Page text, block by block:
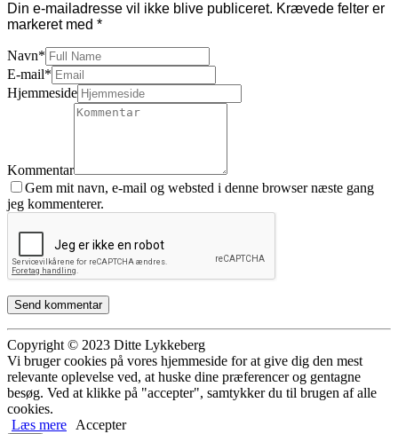
Din e-mailadresse vil ikke blive publiceret. Krævede felter er
markeret med *
Navn*
E-mail*
Hjemmeside
Kommentar
Gem mit navn, e-mail og websted i denne browser næste gang
jeg kommenterer.
Copyright © 2023 Ditte Lykkeberg
Vi bruger cookies på vores hjemmeside for at give dig den mest
relevante oplevelse ved, at huske dine præferencer og gentagne
besøg. Ved at klikke på "accepter", samtykker du til brugen af alle
cookies.
Læs mere
Accepter